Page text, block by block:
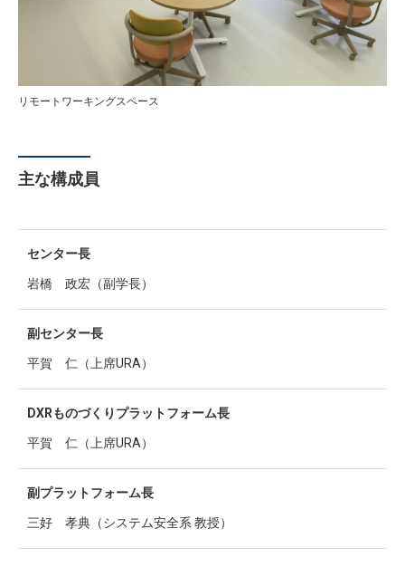
リモートワーキングスペース
主な構成員
センター長
岩橋 政宏（副学長）
副センター長
平賀 仁（上席URA）
DXRものづくりプラットフォーム長
平賀 仁（上席URA）
副プラットフォーム長
三好 孝典（システム安全系 教授）